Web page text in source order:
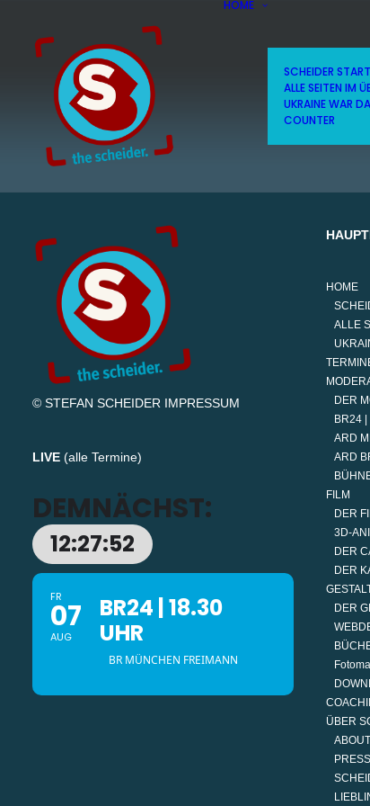
HOME
SCHEIDER
ALLE SEITEN IM
UKRAINE WAR
COUNTER
© STEFAN SCHEIDER IMPRESSUM
LIVE (alle Termine)
DEMNÄCHST:
12:27:52
FR
07
AUG
BR24 | 18.30
UHR
BR MÜNCHEN FREIMANN
HOME
ALLE
DER
BR24
ARD
ARD
FILM
DER
3D-
DER
DER
DER
ÜBER